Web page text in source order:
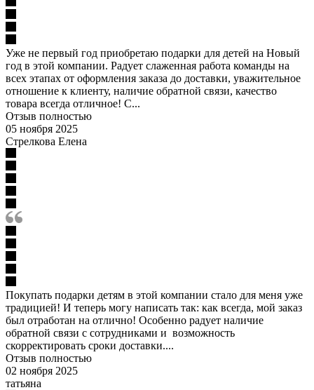
Уже не первый год приобретаю подарки для детей на Новый
год в этой компании. Радует слаженная работа команды на
всех этапах от оформления заказа до доставки, уважительное
отношение к клиенту, наличие обратной связи, качество
товара всегда отличное! С...
Отзыв полностью
05 ноября 2025
Стрелкова Елена
Покупать подарки детям в этой компании стало для меня уже
традицией! И теперь могу написать так: как всегда, мой заказ
был отработан на отлично! Особенно радует наличие
обратной связи с сотрудниками и возможность
скорректировать сроки доставки....
Отзыв полностью
02 ноября 2025
татьяна